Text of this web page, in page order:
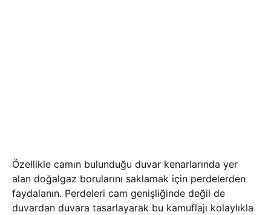
Özellikle camın bulunduğu duvar kenarlarında yer
alan doğalgaz borularını saklamak için perdelerden
faydalanın. Perdeleri cam genişliğinde değil de
duvardan duvara tasarlayarak bu kamuflajı kolaylıkla